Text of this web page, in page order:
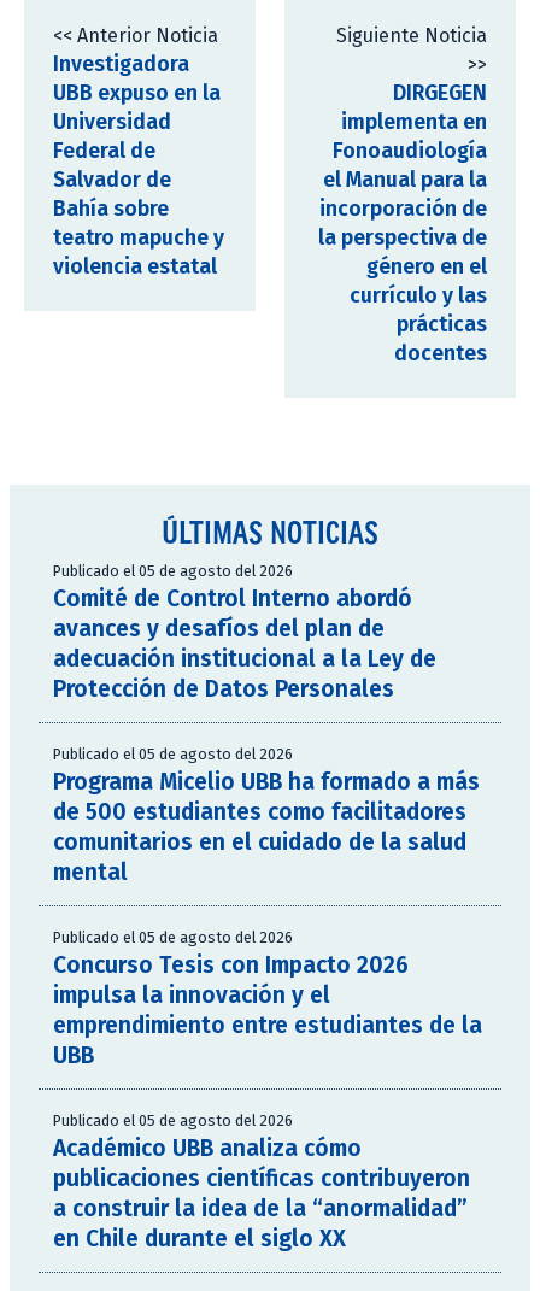
<< Anterior Noticia
Investigadora
UBB expuso en la
Universidad
Federal de
Salvador de
Bahía sobre
teatro mapuche y
violencia estatal
Siguiente Noticia
>>
DIRGEGEN
implementa en
Fonoaudiología
el Manual para la
incorporación de
la perspectiva de
género en el
currículo y las
prácticas
docentes
ÚLTIMAS NOTICIAS
Publicado el 05 de agosto del 2026
Comité de Control Interno abordó
avances y desafíos del plan de
adecuación institucional a la Ley de
Protección de Datos Personales
Publicado el 05 de agosto del 2026
Programa Micelio UBB ha formado a más
de 500 estudiantes como facilitadores
comunitarios en el cuidado de la salud
mental
Publicado el 05 de agosto del 2026
Concurso Tesis con Impacto 2026
impulsa la innovación y el
emprendimiento entre estudiantes de la
UBB
Publicado el 05 de agosto del 2026
Académico UBB analiza cómo
publicaciones científicas contribuyeron
a construir la idea de la “anormalidad”
en Chile durante el siglo XX